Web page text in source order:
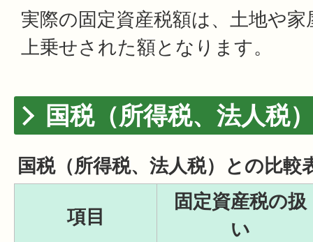
実際の固定資産税額は、土地や
上乗せされた額となります。
国税（所得税、法人税
国税（所得税、法人税）との比較
項目
固定資産税の扱
い